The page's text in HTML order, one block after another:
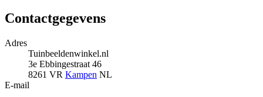
Contactgegevens
Adres
Tuinbeeldenwinkel.nl
3e Ebbingestraat 46
8261 VR Kampen NL
E-mail